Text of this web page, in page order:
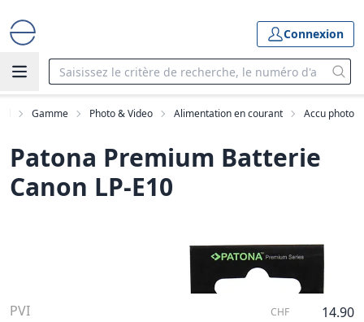
Connexion
Gamme Photo & Video Alimentation en courant Accu photo
Patona Premium Batterie
Canon LP-E10
PVI CHF 14.90